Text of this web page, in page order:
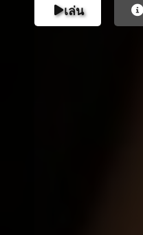
เล่น
เล่น
เล่น
เล่น
เล่น
เล่น